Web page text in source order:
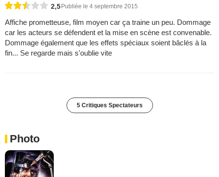
2,5 Publiée le 4 septembre 2015
Affiche prometteuse, film moyen car ça traine un peu. Dommage
car les acteurs se défendent et la mise en scène est convenable.
Dommage également que les effets spéciaux soient bâclés à la
fin... Se regarde mais s'oublie vite
5 Critiques Spectateurs
Photo